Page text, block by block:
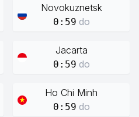
Novokuznetsk
0:59 do
Jacarta
0:59 do
Ho Chi Minh
0:59 do